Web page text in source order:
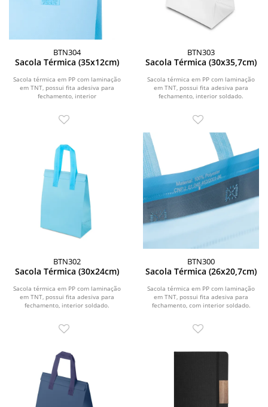
BTN304
Sacola Térmica (35x12cm)
Sacola térmica em PP com laminação
em TNT, possui fita adesiva para
fechamento, interior
BTN303
Sacola Térmica (30x35,7cm)
Sacola térmica em PP com laminação
em TNT, possui fita adesiva para
fechamento, interior soldado.
BTN302
Sacola Térmica (30x24cm)
Sacola térmica em PP com laminação
em TNT, possui fita adesiva para
fechamento, interior soldado.
BTN300
Sacola Térmica (26x20,7cm)
Sacola térmica em PP com laminação
em TNT, possui fita adesiva para
fechamento, com interior soldado.